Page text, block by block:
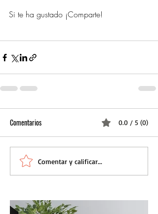
Si te ha gustado ¡Comparte!
Comentarios 0.0 / 5 (0)
Comentar y calificar...